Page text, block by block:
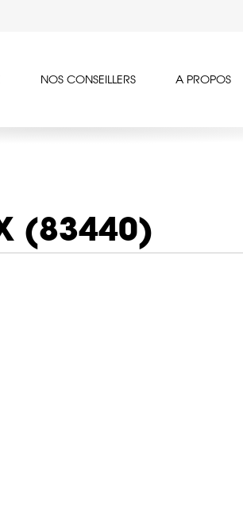
NOS CONSEILLERS A PROPOS
(83440)